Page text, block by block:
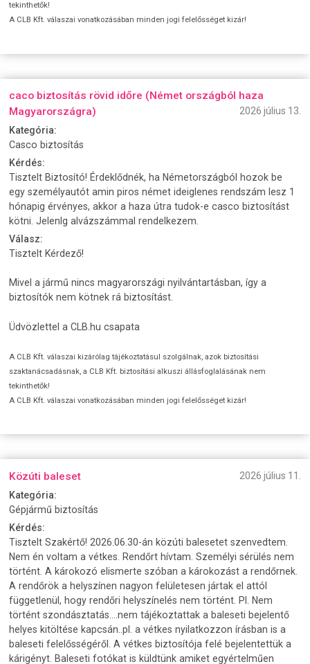
tekinthetők!
A CLB Kft. válaszai vonatkozásában minden jogi felelősséget kizár!
caco biztosítás rövid időre (Német országból haza
Magyarországra)
2026 július 13.
Kategória:
Casco biztosítás
Kérdés:
Tisztelt Biztosító! Érdeklődnék, ha Németországból hozok be
egy személyautót amin piros német ideiglenes rendszám lesz 1
hónapig érvényes, akkor a haza útra tudok-e casco biztosítást
kötni. Jelenlg alvázszámmal rendelkezem.
Válasz:
Tisztelt Kérdező!
Mivel a jármű nincs magyarországi nyilvántartásban, így a
biztosítók nem kötnek rá biztosítást.
Üdvözlettel a CLB.hu csapata
A CLB Kft. válaszai kizárólag tájékoztatásul szolgálnak, azok biztosítási
szaktanácsadásnak, a CLB Kft. biztosítási alkuszi állásfoglalásának nem
tekinthetők!
A CLB Kft. válaszai vonatkozásában minden jogi felelősséget kizár!
Közúti baleset
2026 július 11.
Kategória:
Gépjármű biztosítás
Kérdés:
Tisztelt Szakértő! 2026.06.30-án közúti balesetet szenvedtem.
Nem én voltam a vétkes. Rendőrt hívtam. Személyi sérülés nem
történt. A károkozó elismerte szóban a károkozást a rendőrnek.
A rendőrök a helyszínen nagyon felületesen jártak el attól
függetlenül, hogy rendőri helyszínelés nem történt. Pl. Nem
történt szondásztatás....nem tájékoztattak a baleseti bejelentő
helyes kitöltése kapcsán..pl. a vétkes nyilatkozzon írásban is a
baleseti felelősségéről. A vétkes biztosítója felé bejelentettük a
kárigényt. Baleseti fotókat is küldtünk amiket egyértelműen